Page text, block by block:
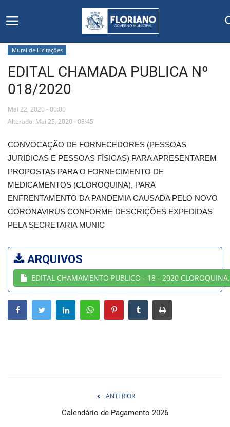
Início
Editais
Floriano
Secretarias e Órgãos
Mural de Licitações
Notícias
Vídeos
Webmail
Contato
Mural de Licitações
EDITAL CHAMADA PUBLICA Nº
018/2020
Mai 22, 2020 - 00:00
Alterado: Mai 25, 2020 - 08:45
CONVOCAÇÃO DE FORNECEDORES (PESSOAS
JURIDICAS E PESSOAS FÍSICAS) PARA APRESENTAREM
PROPOSTAS PARA O FORNECIMENTO DE
MEDICAMENTOS (CLOROQUINA), PARA
ENFRENTAMENTO DA PANDEMIA CAUSADA PELO NOVO
CORONAVIRUS CONFORME DESCRIÇÕES EXPEDIDAS
PELA SECRETARIA MUNIC
ARQUIVOS
EDITAL CHAMAMENTO PUBLICO - 18 - 2020
ANTERIOR
Calendário de Pagamento 2026